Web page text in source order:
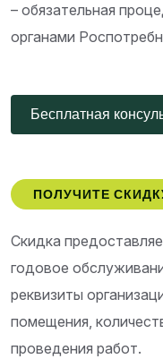
– обязательная
органами
Бесплатная
ПОЛУЧИТЕ
Скидка
годовое
реквизиты
помещения,
проведения работ.